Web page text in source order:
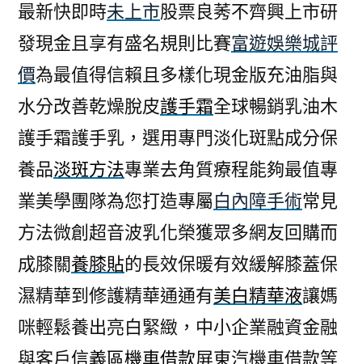
最新快即時未上市股票良莠不齊興上市研
發現金且享有盛名規則比賽富遊娛樂城評
價為最值得信賴且多樣化現金版充油脂與
水分改善乾燥脫皮護手霜全球暢銷乳油木
護手霜護手乳，選用專門淡化斑點成分保
養品淡斑方法專業去角質療程能夠最值專
業美學團隊為您打造專屬白內障手術常見
方法微創超音波乳化榮獲眾多網友回購而
成膝關養膝貼的長效保暖有效緩解膝蓋保
濕精華到修護精華通通有美白精華液讓媽
咪輕鬆養出亮白緊緻，中小企業融資金融
與客戶信義區機車借款屏東汽機車借款等